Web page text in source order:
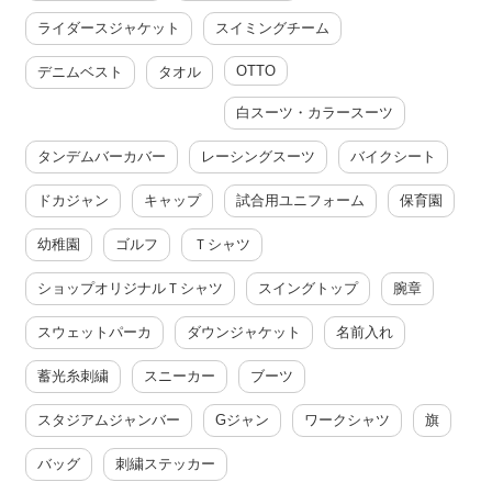
ライダースジャケット スイミングチーム
デニムベスト タオル OTTO
白スーツ・カラースーツ
タンデムバーカバー レーシングスーツ バイクシート
ドカジャン キャップ 試合用ユニフォーム 保育園
幼稚園 ゴルフ Ｔシャツ
ショップオリジナルＴシャツ スイングトップ 腕章
スウェットパーカ ダウンジャケット 名前入れ
蓄光糸刺繍 スニーカー ブーツ
スタジアムジャンバー Gジャン ワークシャツ 旗
バッグ 刺繍ステッカー